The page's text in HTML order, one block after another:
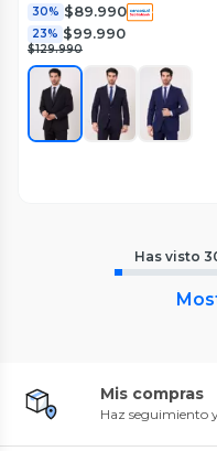
30% $89.990
23% $99.990
$129.990
Has visto
Mis compras
Haz seguimiento